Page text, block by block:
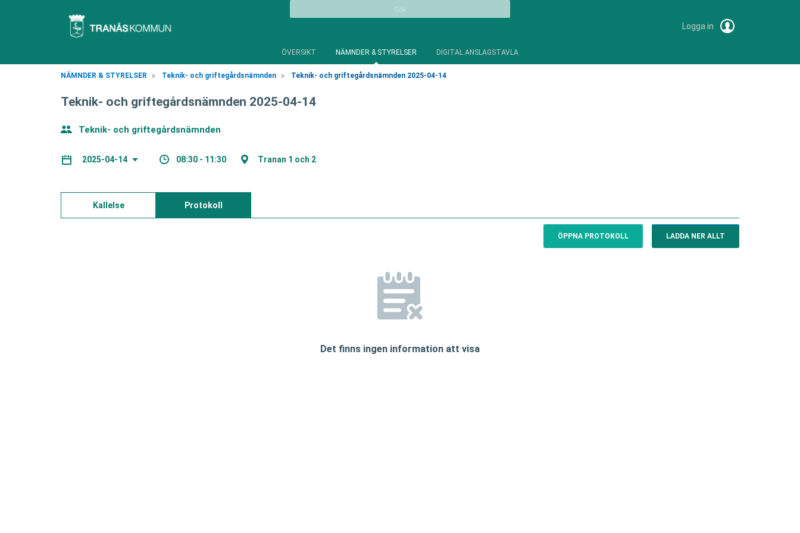
Sök
Logga in
ÖVERSIKT NÄMNDER & STYRELSER DIGITAL ANSLAGSTAVLA
NÄMNDER & STYRELSER Teknik- och griftegårdsnämnden Teknik- och griftegårdsnämnden 2025-04-14
Teknik- och griftegårdsnämnden 2025-04-14
Teknik- och griftegårdsnämnden
2025-04-14 08:30 - 11:30 Tranan 1 och 2
Kallelse Protokoll
ÖPPNA PROTOKOLL LADDA NER ALLT
Det finns ingen information att visa